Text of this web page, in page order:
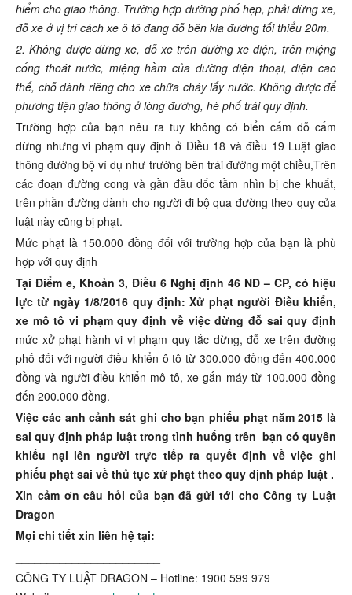
hiểm cho giao thông. Trường hợp đường phố hẹp, phải dừng xe,
đỗ xe ở vị trí cách xe ô tô đang đỗ bên kia đường tối thiểu 20m.
2. Không được dừng xe, đỗ xe trên đường xe điện, trên miệng
cống thoát nước, miệng hầm của đường điện thoại, điện cao
thế, chỗ dành riêng cho xe chữa cháy lấy nước. Không được để
phương tiện giao thông ở lòng đường, hè phố trái quy định.
Trường hợp của bạn nêu ra tuy không có biển cấm đỗ cấm
dừng nhưng vi phạm quy định ở Điều 18 và điều 19 Luật giao
thông đường bộ ví dụ như trường bên trái đường một chiều,Trên
các đoạn đường cong và gần đầu dốc tầm nhìn bị che khuất,
trên phần đường dành cho người đi bộ qua đường theo quy của
luật này cũng bị phạt.
Mức phạt là 150.000 đồng đối với trường hợp của bạn là phù
hợp với quy định
Tại Điểm e, Khoản 3, Điều 6 Nghị định 46 NĐ – CP, có hiệu
lực từ ngày 1/8/2016 quy định: Xử phạt người Điều khiển,
xe mô tô vi phạm quy định về việc dừng đỗ sai quy định
mức xử phạt hành vi vi phạm quy tắc dừng, đỗ xe trên đường
phố đối với người điều khiển ô tô từ 300.000 đồng đến 400.000
đồng và người điều khiển mô tô, xe gắn máy từ 100.000 đồng
đến 200.000 đồng.
Việc các anh cảnh sát ghi cho bạn phiếu phạt năm 2015 là
sai quy định pháp luật trong tình huống trên bạn có quyền
khiếu nại lên người trực tiếp ra quyết định về việc ghi
phiếu phạt sai về thủ tục xử phạt theo quy định pháp luật .
Xin cảm ơn câu hỏi của bạn đã gửi tới cho Công ty Luật
Dragon
Mọi chi tiết xin liên hệ tại:
CÔNG TY LUẬT DRAGON – Hotline: 1900 599 979